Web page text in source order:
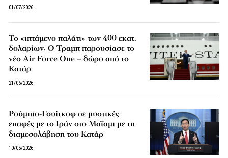
01/07/2026
Το «ιπτάμενο παλάτι» των 400 εκατ.
δολαρίων: Ο Τραμπ παρουσίασε το
νέο Air Force One – δώρο από το
Κατάρ
21/06/2026
Ρούμπιο-Γουίτκοφ σε μυστικές
επαφές με το Ιράν στο Μαΐαμι με τη
διαμεσολάβηση του Κατάρ
10/05/2026